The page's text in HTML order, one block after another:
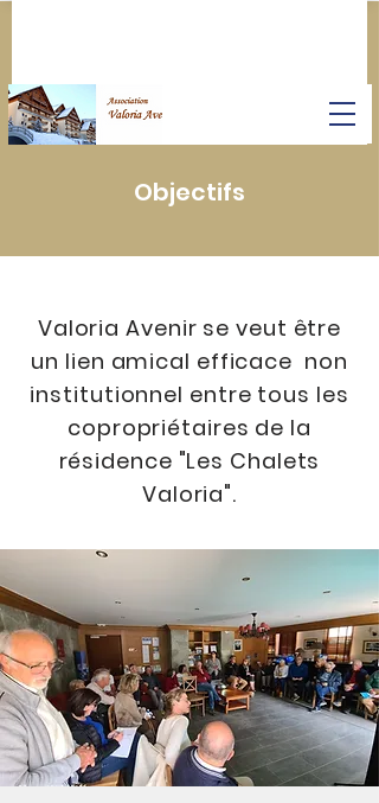
Objectifs
Valoria Avenir se veut être
un lien amical efficace non
institutionnel entre tous les
copropriétaires de la
résidence "Les Chalets
Valoria".